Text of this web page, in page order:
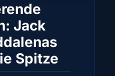
Jack
Spitze